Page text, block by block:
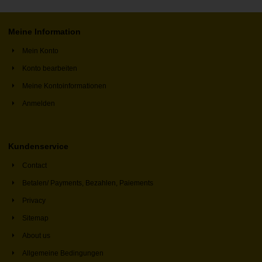
Meine Information
Mein Konto
Konto bearbeiten
Meine Kontoinformationen
Anmelden
Kundenservice
Contact
Betalen/ Payments, Bezahlen, Paiements
Privacy
Sitemap
About us
Allgemeine Bedingungen